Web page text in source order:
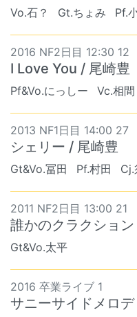
Vo.石？ Gt.ちょみ Pf.
2016 NF2日目 12:30 12
I Love You / 尾崎豊
Pf&Vo.にっしー Vc.相間
2013 NF1日目 14:00 27
シェリー / 尾崎豊
Gt&Vo.冨田 Pf.村田 Cj.
2011 NF2日目 13:00 21
誰かのクラクショ
Gt&Vo.太平
2016 卒業ライブ 1
サニーサイドメロ